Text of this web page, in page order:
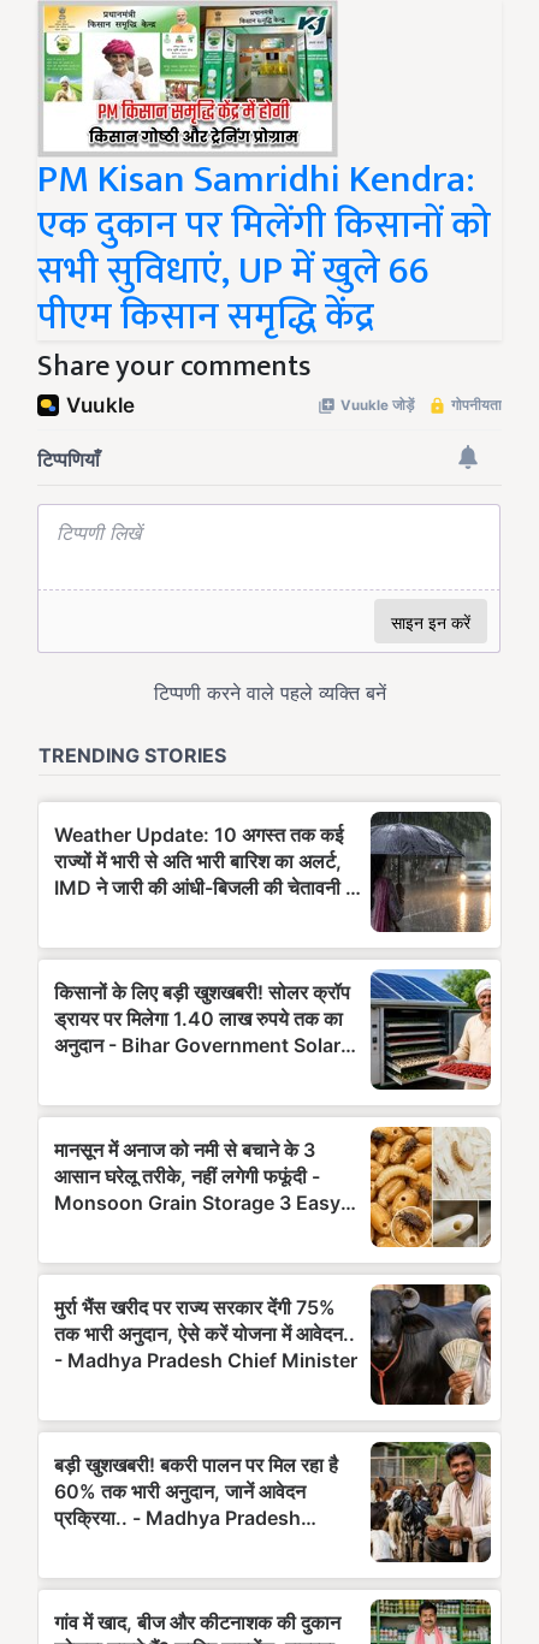
PM Kisan Samridhi Kendra:
एक दुकान पर मिलेंगी किसानों को
सभी सुविधाएं, UP में खुले 66
पीएम किसान समृद्धि केंद्र
Share your comments